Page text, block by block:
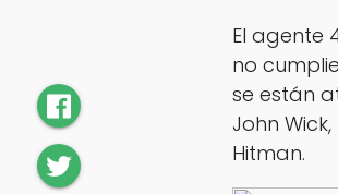
El agente
no
se están
John Wick,
Hitman.